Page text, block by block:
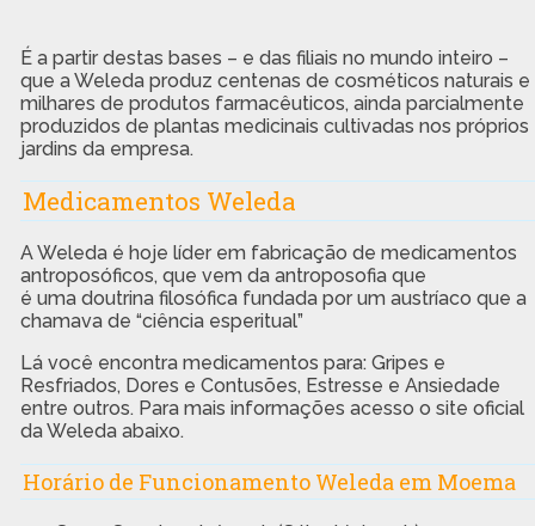
É a partir destas bases – e das filiais no mundo inteiro –
que a Weleda produz centenas de cosméticos naturais e
milhares de produtos farmacêuticos, ainda parcialmente
produzidos de plantas medicinais cultivadas nos próprios
jardins da empresa.
Medicamentos Weleda
A Weleda é hoje líder em fabricação de medicamentos
antroposóficos, que vem da antroposofia que
é uma doutrina filosófica fundada por um austríaco que a
chamava de “ciência esperitual”
Lá você encontra medicamentos para: Gripes e
Resfriados, Dores e Contusões, Estresse e Ansiedade
entre outros. Para mais informações acesso o site oficial
da Weleda abaixo.
Horário de Funcionamento Weleda em Moema